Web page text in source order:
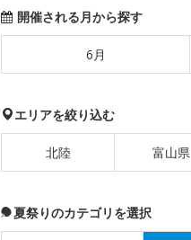
開催される月から探す
6月
エリアを絞り込む
北陸 富山県
夏祭りのカテゴリを選択